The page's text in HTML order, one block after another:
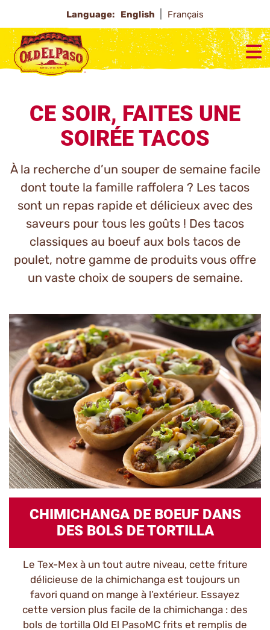
Language: English Français
CE SOIR, FAITES UNE
SOIRÉE TACOS
À la recherche d’un souper de semaine facile
dont toute la famille raffolera ? Les tacos
sont un repas rapide et délicieux avec des
saveurs pour tous les goûts ! Des tacos
classiques au boeuf aux bols tacos de
poulet, notre gamme de produits vous offre
un vaste choix de soupers de semaine.
CHIMICHANGA DE BOEUF DANS
DES BOLS DE TORTILLA
Le Tex-Mex à un tout autre niveau, cette friture
délicieuse de la chimichanga est toujours un
favori quand on mange à l’extérieur. Essayez
cette version plus facile de la chimichanga : des
bols de tortilla Old El PasoMC frits et remplis de